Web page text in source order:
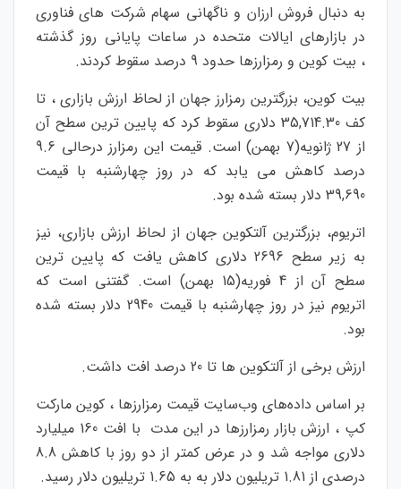
به دنبال فروش ارزان و ناگهانی سهام شرکت های فناوری
در بازارهای ایالات متحده در ساعات پایانی روز گذشته
، بیت کوین و رمزارزها حدود 9 درصد سقوط کردند.
بیت کوین، بزرگترین رمزارز جهان از لحاظ ارزش بازاری ، تا
کف 35,714.30 دلاری سقوط کرد که پایین ترین سطح آن
از 27 ژانویه(7 بهمن) است. قیمت این رمزارز درحالی 9.6
درصد کاهش می یابد که در روز چهارشنبه با قیمت
39,690 دلار بسته شده بود.
اتریوم، بزرگترین آلتکوین جهان از لحاظ ارزش بازاری، نیز
به زیر سطح 2696 دلاری کاهش یافت که پایین ترین
سطح آن از 4 فوریه(15 بهمن) است. گفتنی است که
اتریوم نیز در روز چهارشنبه با قیمت 2940 دلار بسته شده
بود.
ارزش برخی از آلتکوین ها تا 20 درصد افت داشت.
بر اساس داده‌های وب‌سایت قیمت رمزارزها ، کوین مارکت
کپ ، ارزش بازار رمزارزها در این مدت
با افت 160 میلیارد
دلاری مواجه شد و در عرض کمتر از دو روز با کاهش 8.8
درصدی از 1.81 تریلیون دلار به به 1.65 تریلیون دلار رسید.